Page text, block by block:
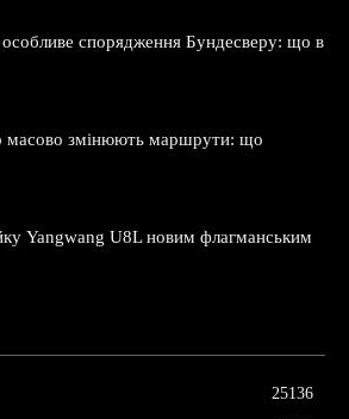
спорядження Бундесверу: що в
масово змінюють маршрути: що
Yangwang U8L новим флагманським
25136